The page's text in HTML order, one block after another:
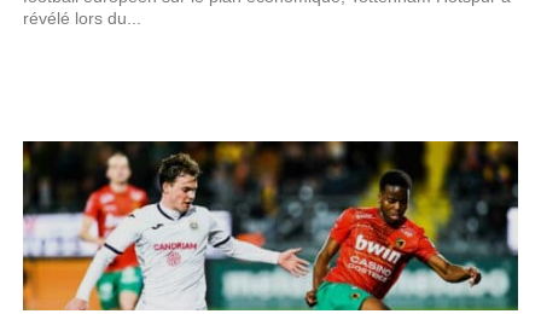
révélé lors du...